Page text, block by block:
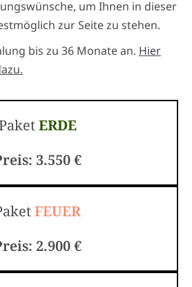
um Ihnen in dieser
zur Seite zu stehen.
bis zu 36 Monate an. Hier
ERDE
3.550 €
FEUER
2.900 €